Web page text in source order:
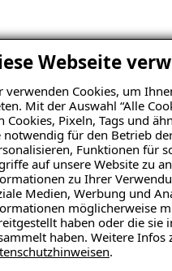
Webseite
verwenden Cookies, um
Mit der Auswahl “Alle
Cookies, Pixeln, Tags und
notwendig für den Betrieb
Funktionen für
auf unsere Website zu
zu Ihrer
Medien, Werbung und
möglicherweise
haben oder die sie
haben. Weitere Infos
.